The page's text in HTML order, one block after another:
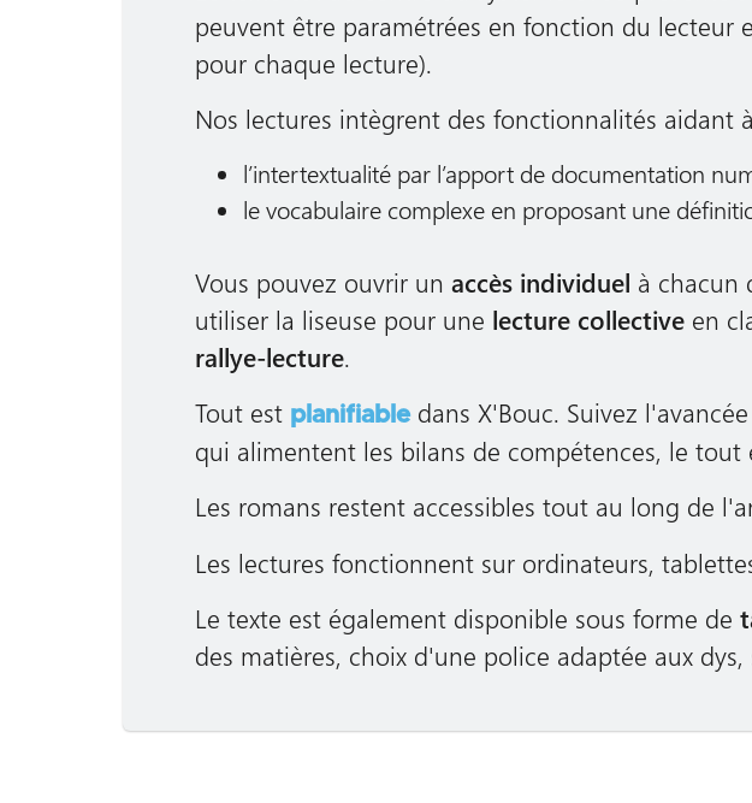
peuvent être paramétrées en fonction du lecteur
pour chaque lecture).
Nos lectures intègrent des fonctionnalités aidant
l’intertextualité par l’apport de documentation
le vocabulaire complexe en proposant une
Vous pouvez ouvrir un accès individuel à chacun
utiliser la liseuse pour une lecture collective en
rallye-lecture.
Tout est planifiabledans X'Bouc. Suivez
qui alimentent les bilans de compétences, le tout
Les romans restent accessibles tout au long de
Les lectures fonctionnent sur ordinateurs,
Le texte est également disponible sous forme de
des matières, choix d'une police adaptée aux